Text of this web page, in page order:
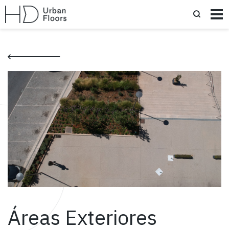
Áreas Exteriores